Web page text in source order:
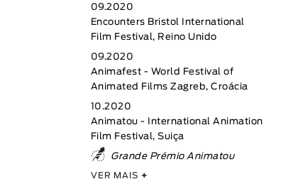
09.2020
Encounters Bristol International
Film Festival, Reino Unido
09.2020
Animafest - World Festival of
Animated Films Zagreb, Croácia
10.2020
Animatou - International Animation
Film Festival, Suiça
Grande Prémio Animatou
VER MAIS +